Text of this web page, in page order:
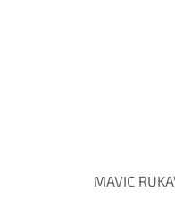
MAVIC